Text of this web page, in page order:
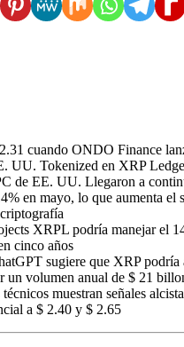
cuando ONDO Finance
UU. Tokenized en XRP
de EE. UU. Llegaron a
en mayo, lo que aumenta el
XRPL podría manejar el
cinco años
sugiere que XRP podría
un volumen anual de $ 21
muestran señales
a $ 2.40 y $ 2.65